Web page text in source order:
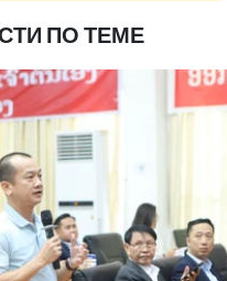
ПО ТЕМЕ